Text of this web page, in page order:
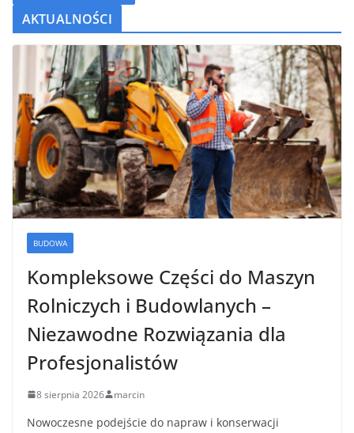
AKTUALNOŚCI
BUDOWA
Kompleksowe Części do Maszyn
Rolniczych i Budowlanych –
Niezawodne Rozwiązania dla
Profesjonalistów
8 sierpnia 2026 marcin
Nowoczesne podejście do napraw i konserwacji